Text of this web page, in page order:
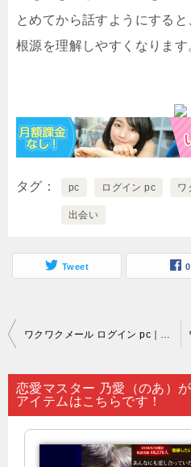
とめてから話すようにする
根源を理解しやすくなります
タグ pc ログイン pc ワ
出会い
Tweet 0
投
ナ
ビ
ワクワクメール ログイン pc｜18歳超えであることを証明しないと出会い系サイト（ワクワクメールなど）を使うことは認められません…。
恋愛マスター 乃愛（のあ）
アイテムはこちらです！